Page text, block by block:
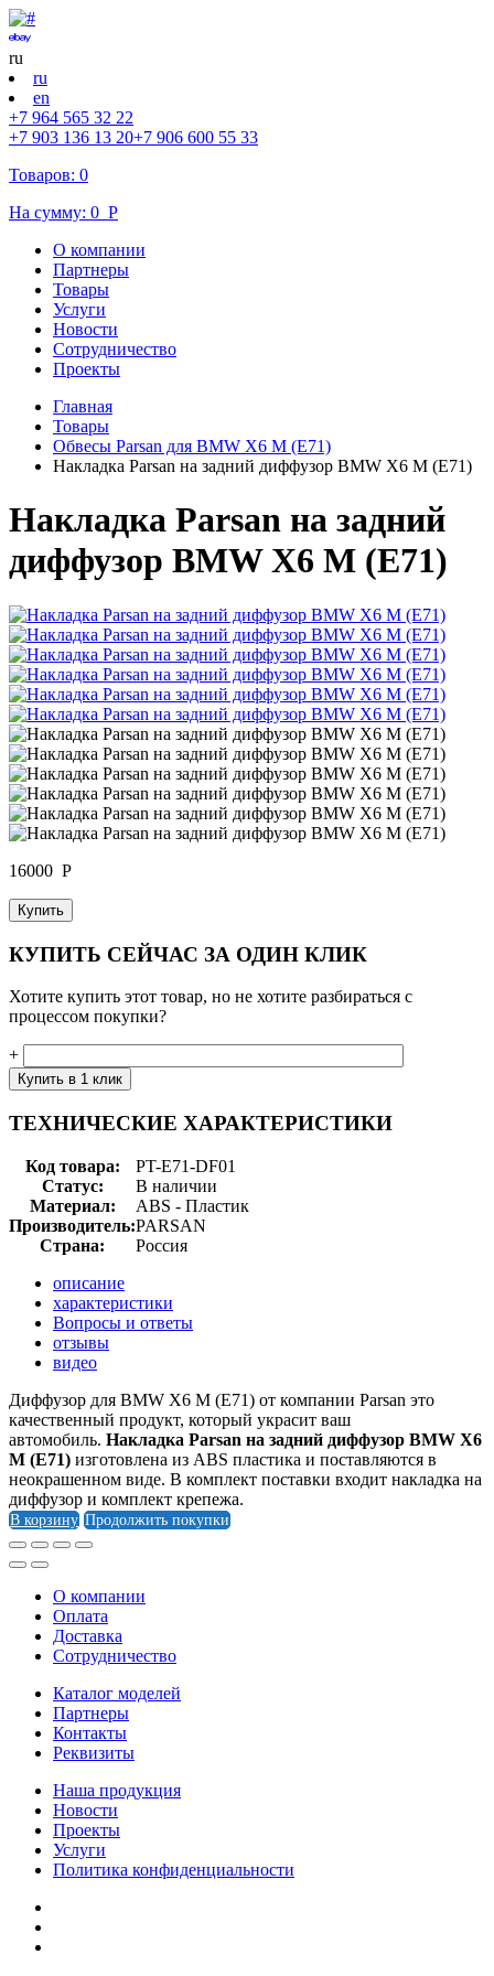
ru
ru
en
+7 964 565 32 22
+7 903 136 13 20+7 906 600 55 33
Товаров: 0
На сумму: 0 Р
О компании
Партнеры
Товары
Услуги
Новости
Cотрудничество
Проекты
Главная
Товары
Обвесы Parsan для BMW X6 M (E71)
Накладка Parsan на задний диффузор BMW X6 M (E71)
Накладка Parsan на задний
диффузор BMW X6 M (E71)
16000 Р
Купить
КУПИТЬ СЕЙЧАС ЗА ОДИН КЛИК
Хотите купить этот товар, но не хотите разбираться с
процессом покупки?
+
ТЕХНИЧЕСКИЕ ХАРАКТЕРИСТИКИ
Код товара:
PT-E71-DF01
Статус:
В наличии
Материал:
ABS - Пластик
Производитель:PARSAN
Страна:
Россия
описание
характеристики
Вопросы и ответы
отзывы
видео
Диффузор для BMW X6 M (E71) от компании Parsan это
качественный продукт, который украсит ваш
автомобиль. Накладка Parsan на задний диффузор BMW X6
M (E71) изготовлена из ABS пластика и поставляются в
неокрашенном виде. В комплект поставки входит накладка на
диффузор и комплект крепежа.
В корзину Продолжить покупки
О компании
Оплата
Доставка
Cотрудничество
Каталог моделей
Партнеры
Контакты
Реквизиты
Наша продукция
Новости
Проекты
Услуги
Политика конфиденциальности